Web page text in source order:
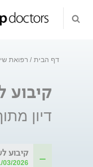
דף הבית רפואת
קיבוע
דיון
קיבוע
01/03/2026 | 12:47 |